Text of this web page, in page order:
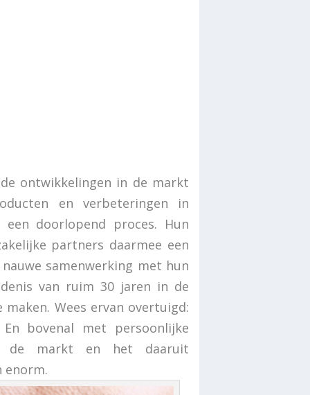
ontwikkelingen in de markt
en verbeteringen in
doorlopend proces. Hun
partners daarmee een
samenwerking met hun
van ruim 30 jaren in de
Wees ervan overtuigd:
bovenal met persoonlijke
de markt en het daaruit
enorm.